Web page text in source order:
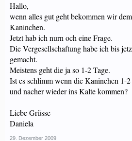
Hallo,
wenn alles gut geht bekommen wir
Kaninchen.
Jetzt hab ich nurn och eine Frage.
Die Vergesellschaftung habe ich bis
gemacht.
Meistens geht die ja so 1-2 Tage.
Ist es schlimm wenn die Kaninchen 1-
und nacher wieder ins Kalte kommen?
Liebe Grüsse
Daniela
29. Dezember 2009